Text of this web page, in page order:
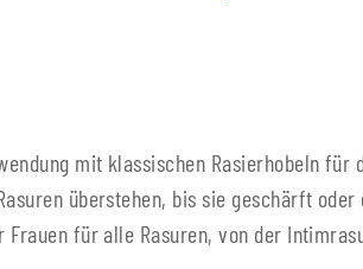
mit klassischen Rasierhobeln
überstehen, bis sie geschärft
für alle Rasuren, von der